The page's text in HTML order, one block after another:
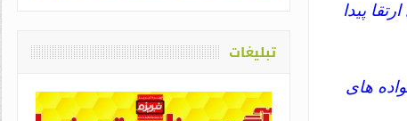
پیدا
های
تبلیغات